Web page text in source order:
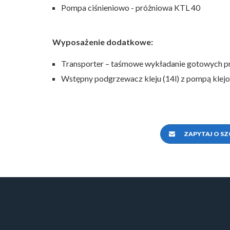
Pompa ciśnieniowo - próżniowa KTL 40
Wyposażenie dodatkowe:
Transporter – taśmowe wykładanie
Wstępny podgrzewacz kleju (14l) z
ZAPYTAJ O